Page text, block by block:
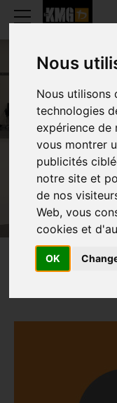
Nous
Nous utilisons
technologies
expérience de
vous montrer
publicités
notre site et
de nos
Web, vous
cookies et
OK